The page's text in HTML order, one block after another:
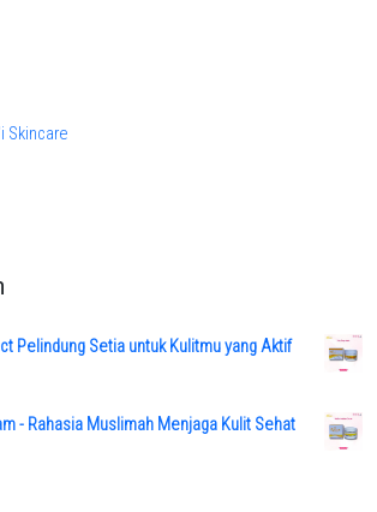
Skincare
Pelindung Setia untuk Kulitmu yang Aktif
- Rahasia Muslimah Menjaga Kulit Sehat